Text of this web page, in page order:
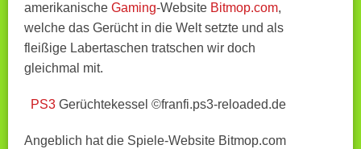
amerikanische Gaming-Website Bitmop.com,
welche das Gerücht in die Welt setzte und als
fleißige Labertaschen tratschen wir doch
gleichmal mit.
PS3 Gerüchtekessel ©franfi.ps3-reloaded.de
Angeblich hat die Spiele-Website Bitmop.com